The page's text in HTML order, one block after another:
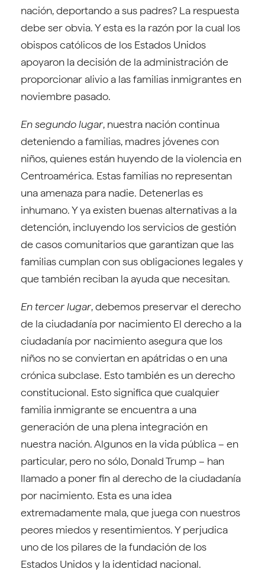
nación, deportando a sus padres? La respuesta
debe ser obvia. Y esta es la razón por la cual los
obispos católicos de los Estados Unidos
apoyaron la decisión de la administración de
proporcionar alivio a las familias inmigrantes en
noviembre pasado.
En segundo lugar, nuestra nación continua
deteniendo a familias, madres jóvenes con
niños, quienes están huyendo de la violencia en
Centroamérica. Estas familias no representan
una amenaza para nadie. Detenerlas es
inhumano. Y ya existen buenas alternativas a la
detención, incluyendo los servicios de gestión
de casos comunitarios que garantizan que las
familias cumplan con sus obligaciones legales y
que también reciban la ayuda que necesitan.
En tercer lugar, debemos preservar el derecho
de la ciudadanía por nacimiento El derecho a la
ciudadanía por nacimiento asegura que los
niños no se conviertan en apátridas o en una
crónica subclase. Esto también es un derecho
constitucional. Esto significa que cualquier
familia inmigrante se encuentra a una
generación de una plena integración en
nuestra nación. Algunos en la vida pública – en
particular, pero no sólo, Donald Trump – han
llamado a poner fin al derecho de la ciudadanía
por nacimiento. Esta es una idea
extremadamente mala, que juega con nuestros
peores miedos y resentimientos. Y perjudica
uno de los pilares de la fundación de los
Estados Unidos y la identidad nacional.